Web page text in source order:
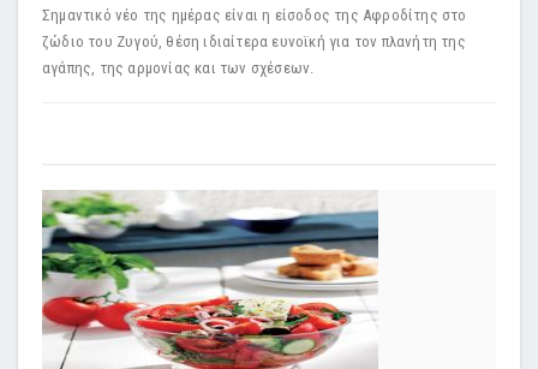
Σημαντικό νέο της ημέρας είναι η είσοδος της Αφροδίτης στο
ζώδιο του Ζυγού, θέση ιδιαίτερα ευνοϊκή για τον πλανήτη της
αγάπης, της αρμονίας και των σχέσεων.